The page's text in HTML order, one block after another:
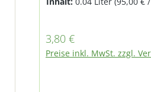
Abdichtung von
Brücken und
Regulärer Preis:
3,80 €
Preise inkl. MwSt. zzgl.